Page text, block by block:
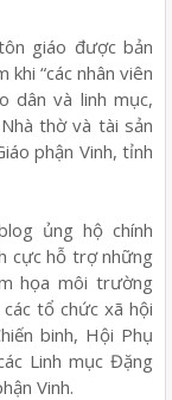
giáo được bản
“các nhân viên
dân và linh mục,
thờ và tài sản
phận Vinh, tỉnh
ủng hộ chính
cực hỗ trợ những
họa môi trường
tổ chức xã hội
binh, Hội Phụ
Linh mục Đặng
Vinh.